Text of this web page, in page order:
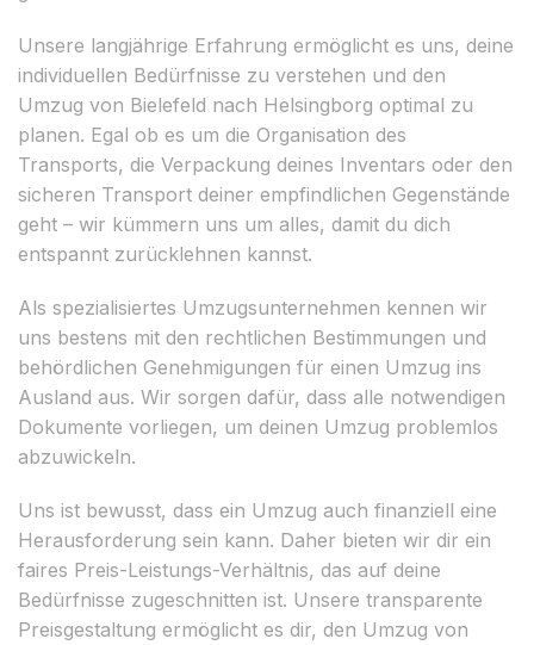
Unsere langjährige Erfahrung ermöglicht es uns, deine
individuellen Bedürfnisse zu verstehen und den
Umzug von Bielefeld nach Helsingborg optimal zu
planen. Egal ob es um die Organisation des
Transports, die Verpackung deines Inventars oder den
sicheren Transport deiner empfindlichen Gegenstände
geht – wir kümmern uns um alles, damit du dich
entspannt zurücklehnen kannst.
Als spezialisiertes Umzugsunternehmen kennen wir
uns bestens mit den rechtlichen Bestimmungen und
behördlichen Genehmigungen für einen Umzug ins
Ausland aus. Wir sorgen dafür, dass alle notwendigen
Dokumente vorliegen, um deinen Umzug problemlos
abzuwickeln.
Uns ist bewusst, dass ein Umzug auch finanziell eine
Herausforderung sein kann. Daher bieten wir dir ein
faires Preis-Leistungs-Verhältnis, das auf deine
Bedürfnisse zugeschnitten ist. Unsere transparente
Preisgestaltung ermöglicht es dir, den Umzug von